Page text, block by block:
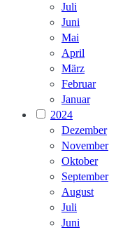
Juli
Juni
Mai
April
März
Februar
Januar
2024
Dezember
November
Oktober
September
August
Juli
Juni